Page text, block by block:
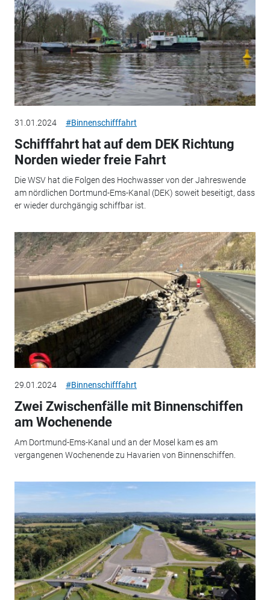
31.01.2024 #Binnenschifffahrt
Schifffahrt hat auf dem DEK Richtung
Norden wieder freie Fahrt
Die WSV hat die Folgen des Hochwasser von der Jahreswende
am nördlichen Dortmund-Ems-Kanal (DEK) soweit beseitigt, dass
er wieder durchgängig schiffbar ist.
29.01.2024 #Binnenschifffahrt
Zwei Zwischenfälle mit Binnenschiffen
am Wochenende
Am Dortmund-Ems-Kanal und an der Mosel kam es am
vergangenen Wochenende zu Havarien von Binnenschiffen.